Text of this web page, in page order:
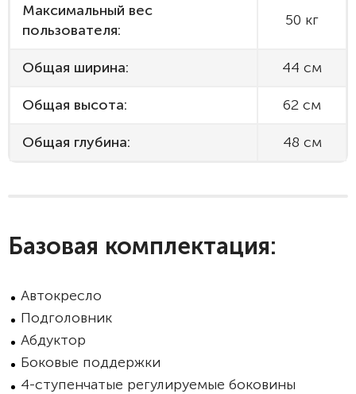
Максимальный вес
пользователя:
50 кг
Общая ширина: 44 см
Общая высота: 62 см
Общая глубина: 48 см
Базовая комплектация:
Автокресло
Подголовник
Абдуктор
Боковые поддержки
4-ступенчатые регулируемые боковины